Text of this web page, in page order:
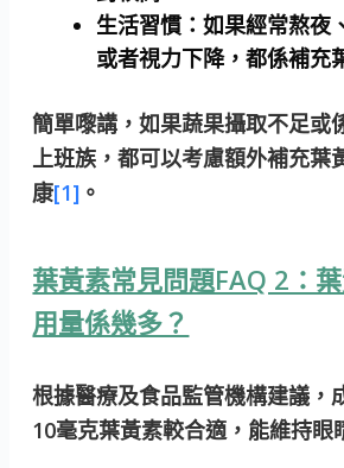
生活習慣：如果經常熬夜
或者視力下降，都係補充
簡單嚟講，如果蔬果攝取不足或
上班族，都可以考慮額外補充葉
康[1] 。
葉黃素常見問題FAQ 2：
用量係幾多？
根據醫療及食品監管機構建議，
10毫克葉黃素較合適，能維持眼